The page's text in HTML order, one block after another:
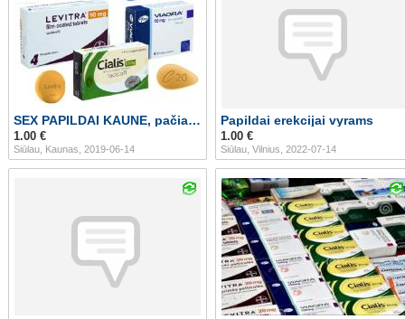
SEX PAPILDAI KAUNE, pačia geriausia kaina
1.00 €
Siūlau, Kaunas, 2019-06-14
Papildai erekcijai vyrams
1.00 €
Siūlau, Vilnius, 2022-07-14